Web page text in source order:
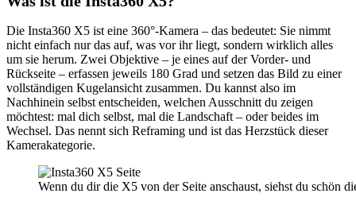
Die Insta360 X5 ist eine 360°-Kamera – das bedeutet: Sie nimmt
nicht einfach nur das auf, was vor ihr liegt, sondern wirklich alles
um sie herum. Zwei Objektive – je eines auf der Vorder- und
Rückseite – erfassen jeweils 180 Grad und setzen das Bild zu einer
vollständigen Kugelansicht zusammen. Du kannst also im
Nachhinein selbst entscheiden, welchen Ausschnitt du zeigen
möchtest: mal dich selbst, mal die Landschaft – oder beides im
Wechsel. Das nennt sich Reframing und ist das Herzstück dieser
Kamerakategorie.
Wenn du dir die X5 von der Seite anschaust, siehst du schön